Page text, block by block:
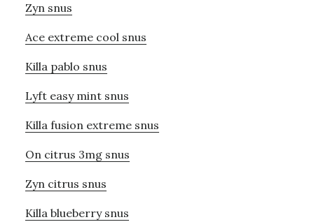
Zyn snus
Ace extreme cool snus
Killa pablo snus
Lyft easy mint snus
Killa fusion extreme snus
On citrus 3mg snus
Zyn citrus snus
Killa blueberry snus